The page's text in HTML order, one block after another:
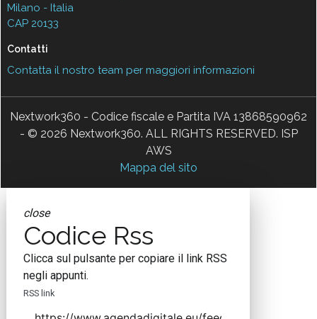
Milano - Italia
CAP 20133
Contatti
Contatta il nostro team per maggiori informazioni
Nextwork360 - Codice fiscale e Partita IVA 13868590962
- © 2026 Nextwork360. ALL RIGHTS RESERVED. ISP
AWS
Mappa del sito
close
Codice Rss
Clicca sul pulsante per copiare il link RSS
negli appunti.
RSS link